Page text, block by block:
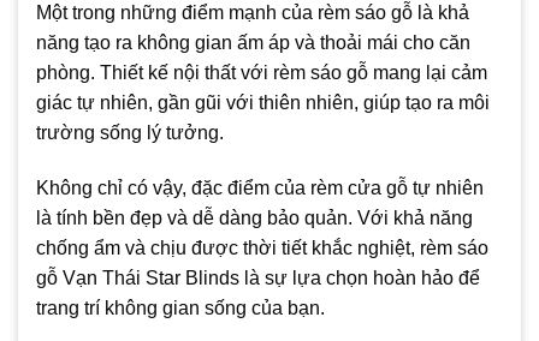
Một trong những điểm mạnh của rèm sáo gỗ là khả
năng tạo ra không gian ấm áp và thoải mái cho căn
phòng. Thiết kế nội thất với rèm sáo gỗ mang lại cảm
giác tự nhiên, gần gũi với thiên nhiên, giúp tạo ra môi
trường sống lý tưởng.
Không chỉ có vậy, đặc điểm của rèm cửa gỗ tự nhiên
là tính bền đẹp và dễ dàng bảo quản. Với khả năng
chống ẩm và chịu được thời tiết khắc nghiệt, rèm sáo
gỗ Vạn Thái Star Blinds là sự lựa chọn hoàn hảo để
trang trí không gian sống của bạn.